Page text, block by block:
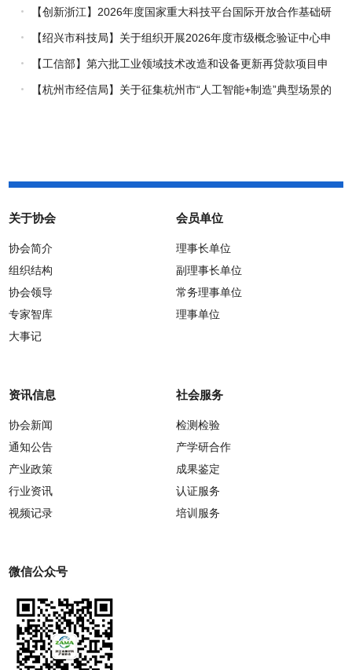
企业推荐工作的通知
【创新浙江】2026年度国家重大科技平台国际开放合作基础研
究专项（试点）项目指南
【绍兴市科技局】关于组织开展2026年度市级概念验证中心申
报工作的通知
【工信部】第六批工业领域技术改造和设备更新再贷款项目申
报工作启动
【杭州市经信局】关于征集杭州市“人工智能+制造”典型场景的
关于协会
协会简介
组织结构
协会领导
专家智库
大事记
会员单位
理事长单位
副理事长单位
常务理事单位
理事单位
资讯信息
协会新闻
通知公告
产业政策
行业资讯
视频记录
社会服务
检测检验
产学研合作
成果鉴定
认证服务
培训服务
微信公众号